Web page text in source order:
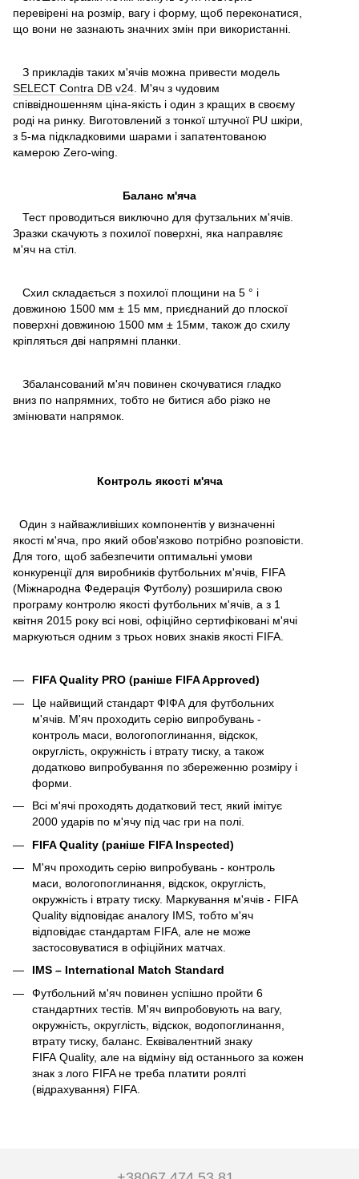
перевірені на розмір, вагу і форму, щоб переконатися,
що вони не зазнають значних змін при використанні.
З прикладів таких м'ячів можна привести модель
SELECT Contra DB v24. М'яч з чудовим
співвідношенням ціна-якість і один з кращих в своєму
роді на ринку. Виготовлений з тонкої штучної PU шкіри,
з 5-ма підкладковими шарами і запатентованою
камерою Zero-wing.
Баланс м'яча
Тест проводиться виключно для футзальних м'ячів.
Зразки скачують з похилої поверхні, яка направляє
м'яч на стіл.
Схил складається з похилої площини на 5 ° і
довжиною 1500 мм ± 15 мм, приєднаний до плоскої
поверхні довжиною 1500 мм ± 15мм, також до схилу
кріпляться дві напрямні планки.
Збалансований м'яч повинен скочуватися гладко
вниз по напрямних, тобто не битися або різко не
змінювати напрямок.
Контроль якості м'яча
Один з найважливіших компонентів у визначенні
якості м'яча, про який обов'язково потрібно розповісти.
Для того, щоб забезпечити оптимальні умови
конкуренції для виробників футбольних м'ячів, FIFA
(Міжнародна Федерація Футболу) розширила свою
програму контролю якості футбольних м'ячів, а з 1
квітня 2015 року всі нові, офіційно сертифіковані м'ячі
маркуються одним з трьох нових знаків якості FIFA.
FIFA Quality PRO (раніше FIFA Approved)
Це найвищий стандарт ФІФА для футбольних
м'ячів. М'яч проходить серію випробувань -
контроль маси, вологопоглинання, відскок,
округлість, окружність і втрату тиску, а також
додатково випробування по збереженню розміру і
форми.
Всі м'ячі проходять додатковий тест, який імітує
2000 ударів по м'ячу під час гри на полі.
FIFA Quality (раніше FIFA Inspected)
М'яч проходить серію випробувань - контроль
маси, вологопоглинання, відскок, округлість,
окружність і втрату тиску. Маркування м'ячів - FIFA
Quality відповідає аналогу IMS, тобто м'яч
відповідає стандартам FIFA, але не може
застосовуватися в офіційних матчах.
IMS – International Match Standard
Футбольний м'яч повинен успішно пройти 6
стандартних тестів. М'яч випробовують на вагу,
окружність, округлість, відскок, водопоглинання,
втрату тиску, баланс. Еквівалентний знаку
FIFA Quality, але на відміну від останнього за кожен
знак з лого FIFA не треба платити роялті
(відрахування) FIFA.